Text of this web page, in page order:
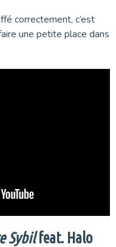
correctement, c’est
une petite place dans
Sybilfeat. Halo